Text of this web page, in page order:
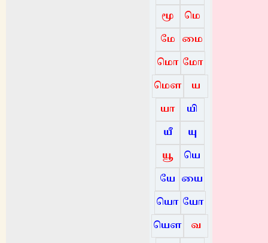
மூ
மெ
மே மை
மொ மோ
மௌ
ய
யா
யி
யீ
யு
யூ
யெ
யே யை
யொ யோ
யௌ
வ